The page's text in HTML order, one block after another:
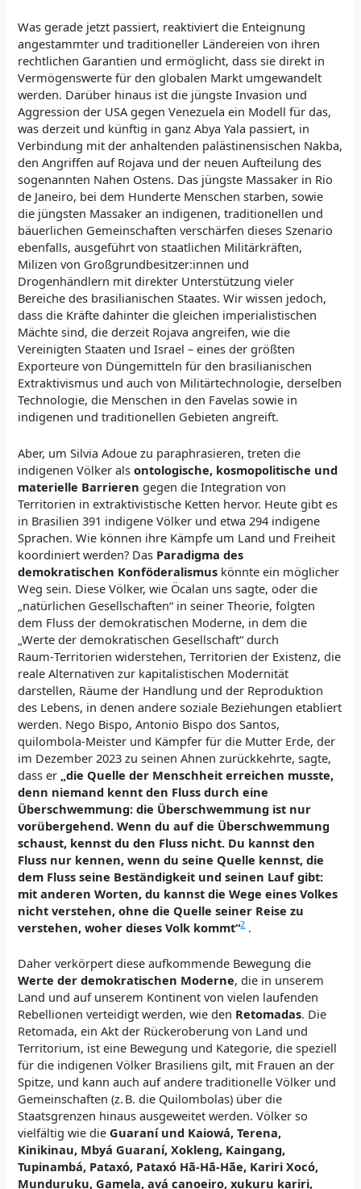
Was gerade jetzt passiert, reaktiviert die Enteignung
angestammter und traditioneller Ländereien von ihren
rechtlichen Garantien und ermöglicht, dass sie direkt in
Vermögenswerte für den globalen Markt umgewandelt
werden. Darüber hinaus ist die jüngste Invasion und
Aggression der USA gegen Venezuela ein Modell für das,
was derzeit und künftig in ganz Abya Yala passiert, in
Verbindung mit der anhaltenden palästinensischen Nakba,
den Angriffen auf Rojava und der neuen Aufteilung des
sogenannten Nahen Ostens. Das jüngste Massaker in Rio
de Janeiro, bei dem Hunderte Menschen starben, sowie
die jüngsten Massaker an indigenen, traditionellen und
bäuerlichen Gemeinschaften verschärfen dieses Szenario
ebenfalls, ausgeführt von staatlichen Militärkräften,
Milizen von Großgrundbesitzer:innen und
Drogenhändlern mit direkter Unterstützung vieler
Bereiche des brasilianischen Staates. Wir wissen jedoch,
dass die Kräfte dahinter die gleichen imperialistischen
Mächte sind, die derzeit Rojava angreifen, wie die
Vereinigten Staaten und Israel – eines der größten
Exporteure von Düngemitteln für den brasilianischen
Extraktivismus und auch von Militärtechnologie, derselben
Technologie, die Menschen in den Favelas sowie in
indigenen und traditionellen Gebieten angreift.
Aber, um Silvia Adoue zu paraphrasieren, treten die
indigenen Völker alsontologische, kosmopolitische und
materielle Barrieren gegen die Integration von
Territorien in extraktivistische Ketten hervor. Heute gibt es
in Brasilien 391 indigene Völker und etwa 294 indigene
Sprachen. Wie können ihre Kämpfe um Land und Freiheit
koordiniert werden? Das Paradigma des
demokratischen Konföderalismus könnte ein möglicher
Weg sein. Diese Völker, wie Öcalan uns sagte, oder die
„natürlichen Gesellschaften“ in seiner Theorie, folgten
dem Fluss der demokratischen Moderne, in dem die
„Werte der demokratischen Gesellschaft“ durch
Raum‑Territorien widerstehen, Territorien der Existenz, die
reale Alternativen zur kapitalistischen Modernität
darstellen, Räume der Handlung und der Reproduktion
des Lebens, in denen andere soziale Beziehungen etabliert
werden. Nego Bispo, Antonio Bispo dos Santos,
quilombola-Meister und Kämpfer für die Mutter Erde, der
im Dezember 2023 zu seinen Ahnen zurückkehrte, sagte,
dass er „die Quelle der Menschheit erreichen musste,
denn niemand kennt den Fluss durch eine
Überschwemmung: die Überschwemmung ist nur
vorübergehend. Wenn du auf die Überschwemmung
schaust, kennst du den Fluss nicht. Du kannst den
Fluss nur kennen, wenn du seine Quelle kennst, die
dem Fluss seine Beständigkeit und seinen Lauf gibt:
mit anderen Worten, du kannst die Wege eines Volkes
nicht verstehen, ohne die Quelle seiner Reise zu
verstehen, woher dieses Volk kommt“2.
Daher verkörpert diese aufkommende Bewegung die
Werte der demokratischen Moderne, die in unserem
Land und auf unserem Kontinent von vielen laufenden
Rebellionen verteidigt werden, wie den Retomadas. Die
Retomada, ein Akt der Rückeroberung von Land und
Territorium, ist eine Bewegung und Kategorie, die speziell
für die indigenen Völker Brasiliens gilt, mit Frauen an der
Spitze, und kann auch auf andere traditionelle Völker und
Gemeinschaften (z. B. die Quilombolas) über die
Staatsgrenzen hinaus ausgeweitet werden. Völker so
vielfältig wie dieGuaraní und Kaiowá, Terena,
Kinikinau, Mbyá Guaraní, Xokleng, Kaingang,
Tupinambá, Pataxó, Pataxó Hã-Hã-Hãe, Kariri Xocó,
Munduruku, Gamela, avá canoeiro, xukuru kariri,